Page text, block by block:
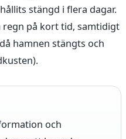
stängd i flera dagar.
regn på kort tid, samtidigt
hamnen stängts och
och